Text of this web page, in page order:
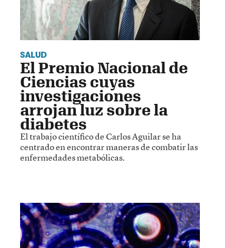
SALUD
El Premio Nacional de
Ciencias cuyas
investigaciones
arrojan luz sobre la
diabetes
El trabajo científico de Carlos Aguilar se ha
centrado en encontrar maneras de combatir las
enfermedades metabólicas.